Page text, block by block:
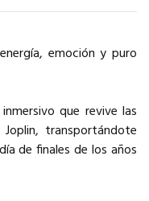
emoción y puro
que revive las
transportándote
de finales de los años